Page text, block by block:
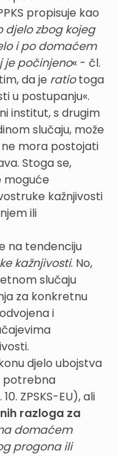
propisuje kao
djelo zbog kojeg
i po domaćem
je počinjeno« - čl.
da je ratiotoga
u postupanju«.
institut, s drugim
slučaju, može
mora postojati
Stoga se,
moguće
kažnjivosti
ili
na tendenciju
kažnjivosti. No,
slučaju
za konkretnu
i
djelo ubojstva
potrebna
ZPSKS-EU), ali
razloga za
domaćem
progona ili